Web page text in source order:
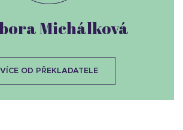
Michálková
VÍCE OD PŘEKLADATELE